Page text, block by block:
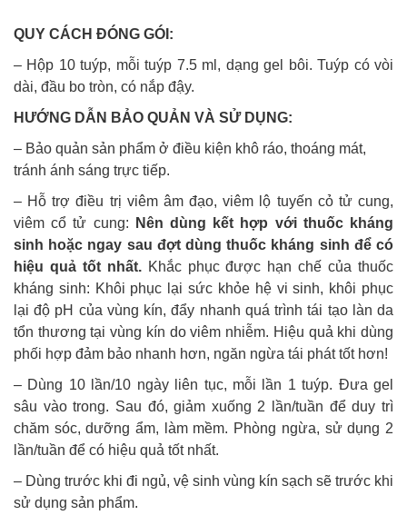
QUY CÁCH ĐÓNG GÓI:
– Hộp 10 tuýp, mỗi tuýp 7.5 ml, dạng gel bôi. Tuýp có vòi
dài, đầu bo tròn, có nắp đậy.
HƯỚNG DẪN BẢO QUẢN VÀ SỬ DỤNG:
– Bảo quản sản phẩm ở điều kiện khô ráo, thoáng mát,
tránh ánh sáng trực tiếp.
– Hỗ trợ điều trị viêm âm đạo, viêm lộ tuyến cỏ tử cung,
viêm cổ tử cung:
Nên dùng kết hợp với thuốc kháng
sinh hoặc ngay sau đợt dùng thuốc kháng sinh để có
hiệu quả tốt nhất.Khắc phục được hạn chế của thuốc
kháng sinh: Khôi phục lại sức khỏe hệ vi sinh, khôi phục
lại độ pH của vùng kín, đẩy nhanh quá trình tái tạo làn da
tổn thương tại vùng kín do viêm nhiễm. Hiệu quả khi dùng
phối hợp đảm bảo nhanh hơn, ngăn ngừa tái phát tốt hơn!
– Dùng 10 lần/10 ngày liên tục, mỗi lần 1 tuýp. Đưa gel
sâu vào trong. Sau đó, giảm xuống 2 lần/tuần để duy trì
chăm sóc, dưỡng ẩm, làm mềm. Phòng ngừa, sử dụng 2
lần/tuần để có hiệu quả tốt nhất.
– Dùng trước khi đi ngủ, vệ sinh vùng kín sạch sẽ trước khi
sử dụng sản phẩm.